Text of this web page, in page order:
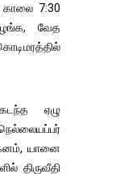
காலை 7:30
வேத
ஏழு
யானை
திருவீதி